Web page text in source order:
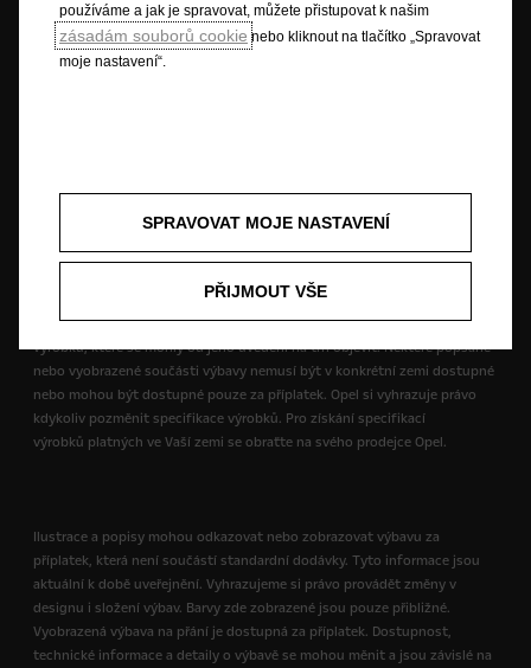
Budoucnost patří všem © Opel 2022
Ochranná známka a autorské právo
Opel vynaloží patřičné úsilí na zajištění toho, aby obsah této stránky byl
či ztráty vyplývající ze spoléhání se na obsah této stránky. Některé
informace na této stránce mohou být nesprávné v důsledku změn u
výrobku, které se mohly od jeho uvedení na trh objevit. Některé popsané
nebo vyobrazené součásti výbavy nemusí být v konkrétní zemi dostupné
nebo mohou být dostupné pouze za příplatek. Opel si vyhrazuje právo
kdykoliv pozměnit specifikace výrobků. Pro získání specifikací
výrobků platných ve Vaší zemi se obraťte na svého prodejce Opel.
Ilustrace a popisy mohou odkazovat nebo zobrazovat výbavu za
příplatek, která není součástí standardní dodávky. Tyto informace jsou
aktuální k době uveřejnění. Vyhrazujeme si právo provádět změny v
designu i složení výbav. Barvy zde zobrazené jsou pouze přibližné.
Vyobrazená výbava na přání je dostupná za příplatek. Dostupnost,
technické informace a detaily o výbavě se mohou měnit a jsou závislé na
používáme a jak je spravovat, můžete přistupovat k našim
zásadám souborů cookie nebo kliknout na tlačítko „Spravovat
moje nastavení“.
SPRAVOVAT MOJE NASTAVENÍ
PŘIJMOUT VŠE